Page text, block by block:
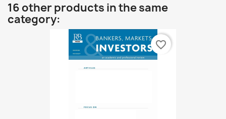
16 other products in the same
category:
favorite_border